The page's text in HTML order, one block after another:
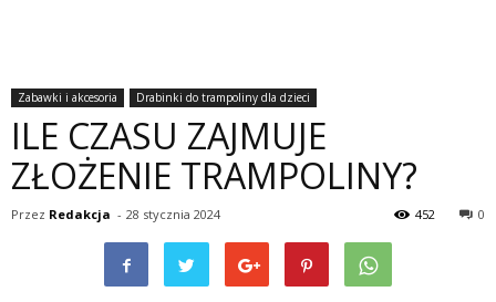
Zabawki i akcesoria Drabinki do trampoliny dla dzieci
ILE CZASU ZAJMUJE
ZŁOŻENIE TRAMPOLINY?
Przez Redakcja - 28 stycznia 2024 0
452